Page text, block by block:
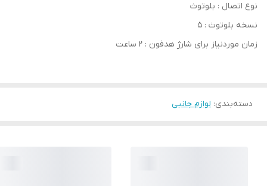
نوع اتصال : بلوتوث
نسخه بلوتوث : 5
زمان موردنیاز برای شارژ هدفون : 2 ساعت
دسته‌بندی: لوازم جانبی